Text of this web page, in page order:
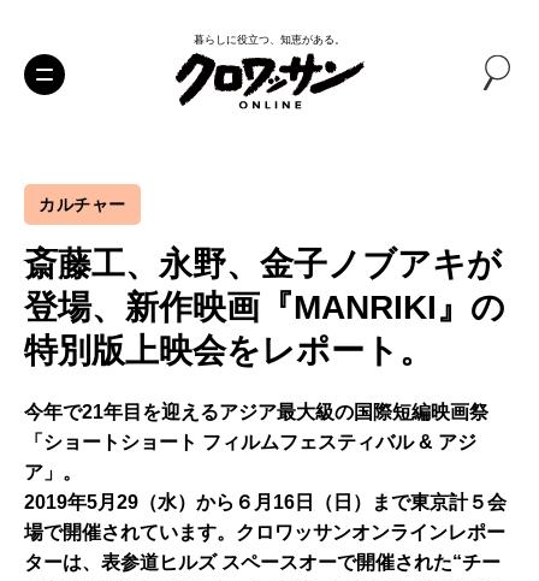
暮らしに役立つ、知恵がある。
カルチャー
斎藤工、永野、金子ノブアキが
登場、新作映画『MANRIKI』の
特別版上映会をレポート。
今年で21年目を迎えるアジア最大級の国際短編映画祭
「ショートショート フィルムフェスティバル & アジ
ア」。
2019年5月29（水）から６月16日（日）まで東京計５会
場で開催されています。クロワッサンオンラインレポー
ターは、表参道ヒルズ スペースオーで開催された“チー